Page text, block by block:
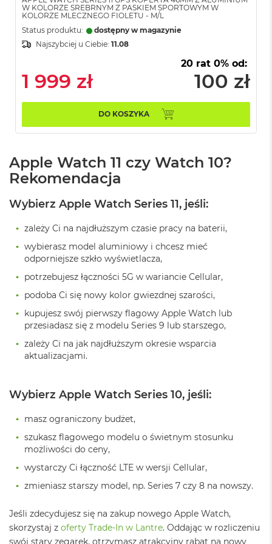
r
1
T
B
a
c
B
k
r
2
T
a
c
o
o
A
r
4
T
B
c
o
k
P
o
c
B
o
W KOLORZE SREBRNYM Z PASKIEM SPORTOWYM W
KOLORZE MLECZNEGO FIOLETU - M/L
Status produktu:
dostępny w magazynie
Najszybciej u Ciebie: 11.08
1 999 zł
20 rat 0% od:
100 zł
DO KOSZYKA
Apple Watch 11 czy Watch 10?
Rekomendacja
Wybierz Apple Watch Series 11, jeśli:
zależy Ci na najdłuższym czasie pracy na baterii,
wybierasz model aluminiowy i chcesz mieć
odporniejsze szkło wyświetlacza,
potrzebujesz łączności 5G w wariancie Cellular,
podoba Ci się nowy kolor gwiezdnej szarości,
kupujesz swój pierwszy flagowy Apple Watch lub
przesiadasz się z modelu Series 9 lub starszego,
zależy Ci na jak najdłuższym okresie wsparcia
aktualizacjami.
Wybierz Apple Watch Series 10, jeśli:
masz ograniczony budżet,
szukasz flagowego modelu o świetnym stosunku
możliwości do ceny,
wystarczy Ci łączność LTE w wersji Cellular,
zmieniasz starszy model, np. Series 7 czy 8 na nowszy.
Jeśli zdecydujesz się na zakup nowego Apple Watch,
skorzystaj z oferty Trade-In w Lantre. Oddając w rozliczeniu
swój stary zegarek, otrzymasz atrakcyjny rabat na nowy